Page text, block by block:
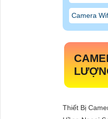
Camera
Thiết Bị